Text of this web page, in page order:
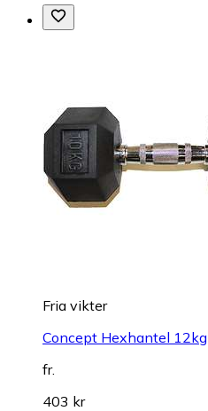
Fria vikter
Concept Hexhantel 12kg
fr.
403 kr